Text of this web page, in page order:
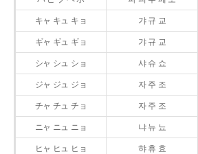
キャ キュ キョ 갸 규 교
ギャ ギュ ギョ 갸 규 교
シャ シュ ショ 샤 슈 쇼
ジャ ジュ ジョ 자 주 조
チャ チュ チョ 자 주 조
ニャ ニュ ニョ 냐 뉴 뇨
ヒャ ヒュ ヒョ 햐 휴 효